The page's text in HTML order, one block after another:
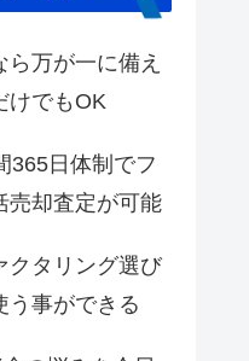
万が一に備え
けでもOK
365日体制でフ
売却査定が可能
クタリング選び
う事ができる